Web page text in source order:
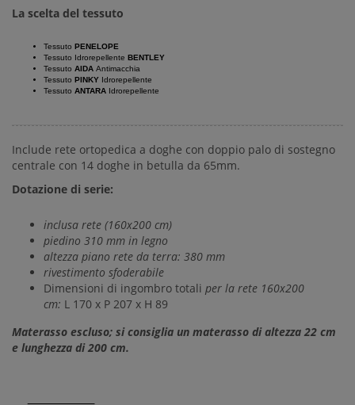
La scelta del tessuto
Tessuto PENELOPE
Tessuto Idrorepellente BENTLEY
Tessuto AIDA Antimacchia
Tessuto PINKY Idrorepellente
Tessuto ANTARA Idrorepellente
Include rete ortopedica a doghe con doppio palo di sostegno
centrale con 14 doghe in betulla da 65mm.
Dotazione di serie:
inclusa rete (160x200 cm)
piedino 310 mm in legno
altezza piano rete da terra: 380 mm
rivestimento sfoderabile
Dimensioni di ingombro totali per la rete 160x200
cm: L 170 x P 207 x H 89
Materasso escluso; si consiglia un materasso di altezza 22 cm
e lunghezza di 200 cm.